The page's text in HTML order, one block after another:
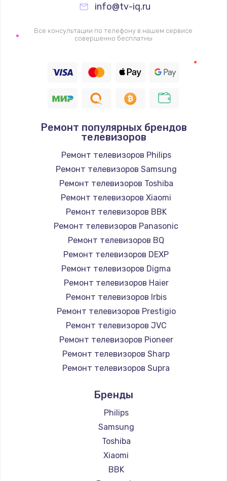
Не работает
1400 руб.
Восстановление цепи питания, пайка
Заказать
Программный ремонт/прошивка
Замена Bluetooth/Wi-Fi модуля
Заказать
Замена картридера
890 руб.
Заказать
Замена микросхемы NFC
1100 руб.
Заказать
Замена шим-контроллера
Заказать
Настройка Wi-Fi
1030 руб.
Заказать
info@tv-iq.ru
Все консультации по телефону в нашем сервисе
совершенно бесплатны
Ремонт популярных брендов
телевизоров
Ремонт телевизоров Philips
Ремонт телевизоров Samsung
Ремонт телевизоров Toshiba
Ремонт телевизоров Xiaomi
Ремонт телевизоров BBK
Ремонт телевизоров Panasonic
Ремонт телевизоров BQ
Ремонт телевизоров DEXP
Ремонт телевизоров Digma
Ремонт телевизоров Haier
Ремонт телевизоров Irbis
Ремонт телевизоров Prestigio
Ремонт телевизоров JVC
Ремонт телевизоров Pioneer
Ремонт телевизоров Sharp
Ремонт телевизоров Supra
Ремонт телевизоров Hisense
Ремонт телевизоров Daewoo
Ремонт телевизоров Centek
Ремонт телевизоров Telefunken
Ремонт телевизоров Hyundai
Ремонт телевизоров Doffler
Бренды
Philips
Samsung
Toshiba
Xiaomi
BBK